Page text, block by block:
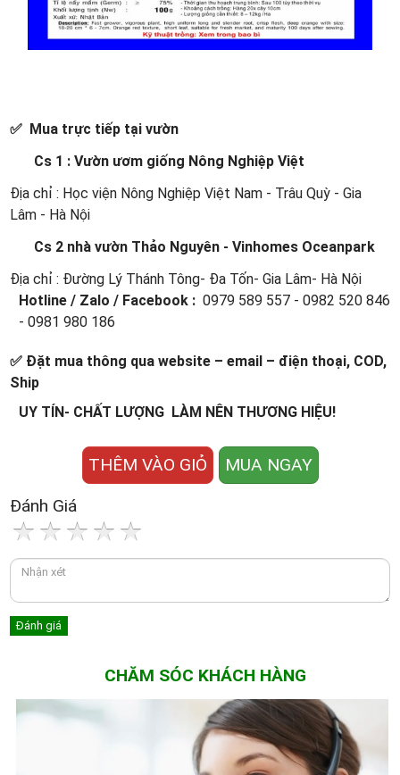
✅ Mua trực tiếp tại vườn
Cs 1 : Vườn ươm giống Nông Nghiệp Việt
Địa chỉ : Học viện Nông Nghiệp Việt Nam - Trâu Quỳ - Gia
Lâm - Hà Nội
Cs 2 nhà vườn Thảo Nguyên - Vinhomes Oceanpark
Địa chỉ : Đường Lý Thánh Tông- Đa Tốn- Gia Lâm- Hà Nội
Hotline / Zalo / Facebook : 0979 589 557 - 0982 520 846
- 0981 980 186
✅ Đặt mua thông qua website – email – điện thoại, COD,
Ship
UY TÍN- CHẤT LƯỢNG LÀM NÊN THƯƠNG HIỆU!
THÊM VÀO GIỎ
MUA NGAY
Đánh Giá
CHĂM SÓC KHÁCH HÀNG